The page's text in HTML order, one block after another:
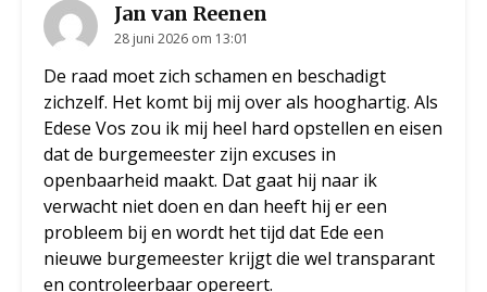
Jan van Reenen
28 juni 2026 om 13:01
De raad moet zich schamen en beschadigt
zichzelf. Het komt bij mij over als hooghartig. Als
Edese Vos zou ik mij heel hard opstellen en eisen
dat de burgemeester zijn excuses in
openbaarheid maakt. Dat gaat hij naar ik
verwacht niet doen en dan heeft hij er een
probleem bij en wordt het tijd dat Ede een
nieuwe burgemeester krijgt die wel transparant
en controleerbaar opereert.